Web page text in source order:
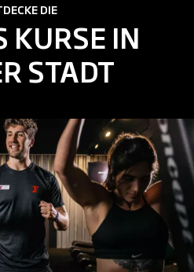
DIE
KURSE IN
STADT